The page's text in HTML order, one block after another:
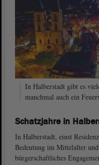
In Halberstadt gibt es
manchmal auch ein
Schatzjahre in
In Halberstadt, einst
Bedeutung im Mittelalter
bürgerschaftliches